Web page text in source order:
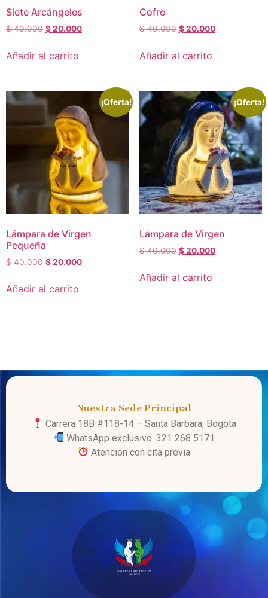
Siete Arcángeles
$40.000 $20.000
Añadir al carrito
Cofre
$40.000 $20.000
Añadir al carrito
¡Oferta!
Lámpara de Virgen
Pequeña
$40.000 $20.000
Añadir al carrito
¡Oferta!
Lámpara de Virgen
$40.000 $20.000
Añadir al carrito
Nuestra Sede Principal
Carrera 18B #118-14 – Santa Bárbara, Bogotá
WhatsApp exclusivo: 321 268 5171
Atención con cita previa